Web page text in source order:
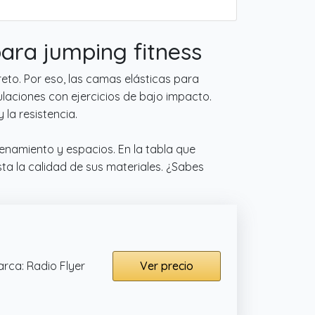
jumping fitness
Por eso, las camas elásticas para
con ejercicios de bajo impacto.
la resistencia.
y espacios. En la tabla que
la calidad de sus materiales. ¿Sabes
Radio Flyer Ver precio